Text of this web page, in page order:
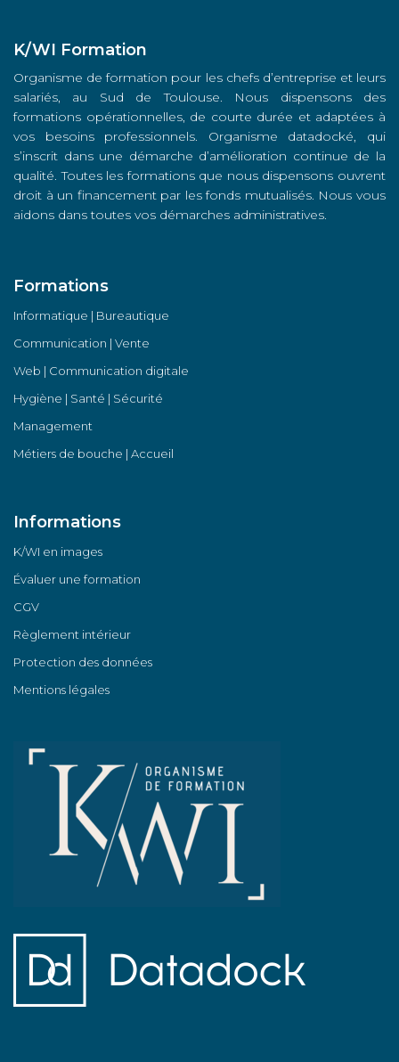
K/WI Formation
Organisme de formation pour les chefs d’entreprise et leurs
salariés, au Sud de Toulouse. Nous dispensons des
formations opérationnelles, de courte durée et adaptées à
vos besoins professionnels. Organisme datadocké, qui
s’inscrit dans une démarche d’amélioration continue de la
qualité. Toutes les formations que nous dispensons ouvrent
droit à un financement par les fonds mutualisés. Nous vous
aidons dans toutes vos démarches administratives.
Formations
Informatique | Bureautique
Communication | Vente
Web | Communication digitale
Hygiène | Santé | Sécurité
Management
Métiers de bouche | Accueil
Informations
K/WI en images
Évaluer une formation
CGV
Règlement intérieur
Protection des données
Mentions légales